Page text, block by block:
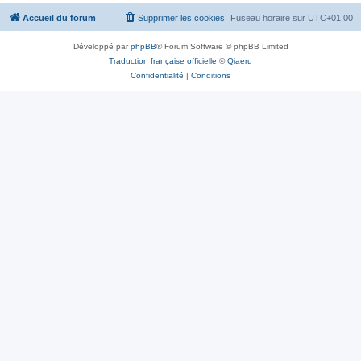
Accueil du forum Fuseau horaire sur UTC+01:00
Supprimer les cookies
Développé parphpBB® Forum Software © phpBB Limited
Traduction française officielle ©Qiaeru
Confidentialité | Conditions